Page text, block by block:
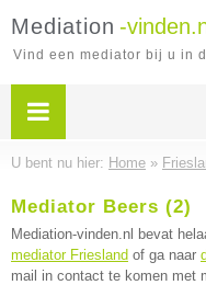
Mediation -
Vind een mediator bij u in
U bent nu hier: Home »
Mediator Beers (2)
Mediation-vinden.nl bevat
mediator Friesland of ga naar
mail in contact te komen met